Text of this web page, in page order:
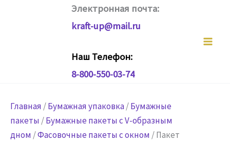
Электронная почта:
kraft-up@mail.ru
Наш Телефон:
8-800-550-03-74
Главная /Бумажная упаковка/Бумажные
пакеты /Бумажные пакеты с V-образным
дном /Фасовочные пакеты с окном / Пакет